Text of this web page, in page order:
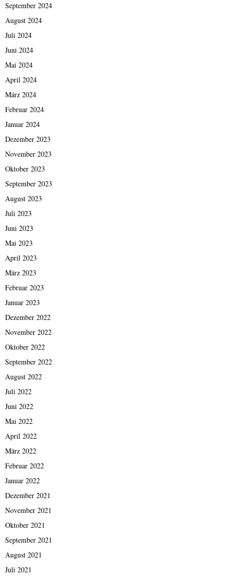
September 2024
August 2024
Juli 2024
Juni 2024
Mai 2024
April 2024
März 2024
Februar 2024
Januar 2024
Dezember 2023
November 2023
Oktober 2023
September 2023
August 2023
Juli 2023
Juni 2023
Mai 2023
April 2023
März 2023
Februar 2023
Januar 2023
Dezember 2022
November 2022
Oktober 2022
September 2022
August 2022
Juli 2022
Juni 2022
Mai 2022
April 2022
März 2022
Februar 2022
Januar 2022
Dezember 2021
November 2021
Oktober 2021
September 2021
August 2021
Juli 2021